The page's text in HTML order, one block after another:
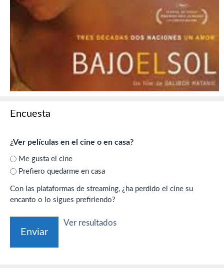
Encuesta
¿Ver películas en el cine o en casa?
Me gusta el cine
Prefiero quedarme en casa
Con las plataformas de streaming, ¿ha perdido el cine su
encanto o lo sigues prefiriendo?
Ver resultados